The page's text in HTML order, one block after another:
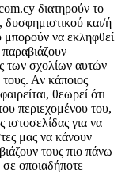
διατηρούν το
και/ή
μπορούν να εκληφθεί
των σχολίων αυτών
Αν κάποιος
θεωρεί ότι
περιεχομένου του,
ιστοσελίδας για να
μας να κάνουν
τους πιο πάνω
οποιαδήποτε